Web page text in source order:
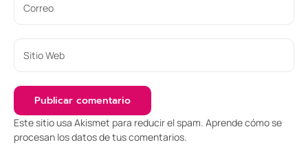
Este sitio usa Akismet para reducir el spam. Aprende cómo se
procesan los datos de tus comentarios.